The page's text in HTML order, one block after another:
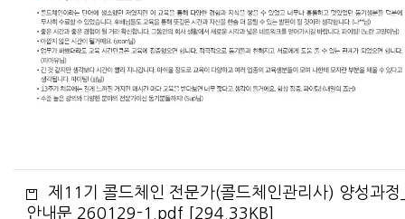
제11기 콜드체인 전문가(콜드체인관리사) 양성과정
안내문 260129-1.pdf [294.33KB]